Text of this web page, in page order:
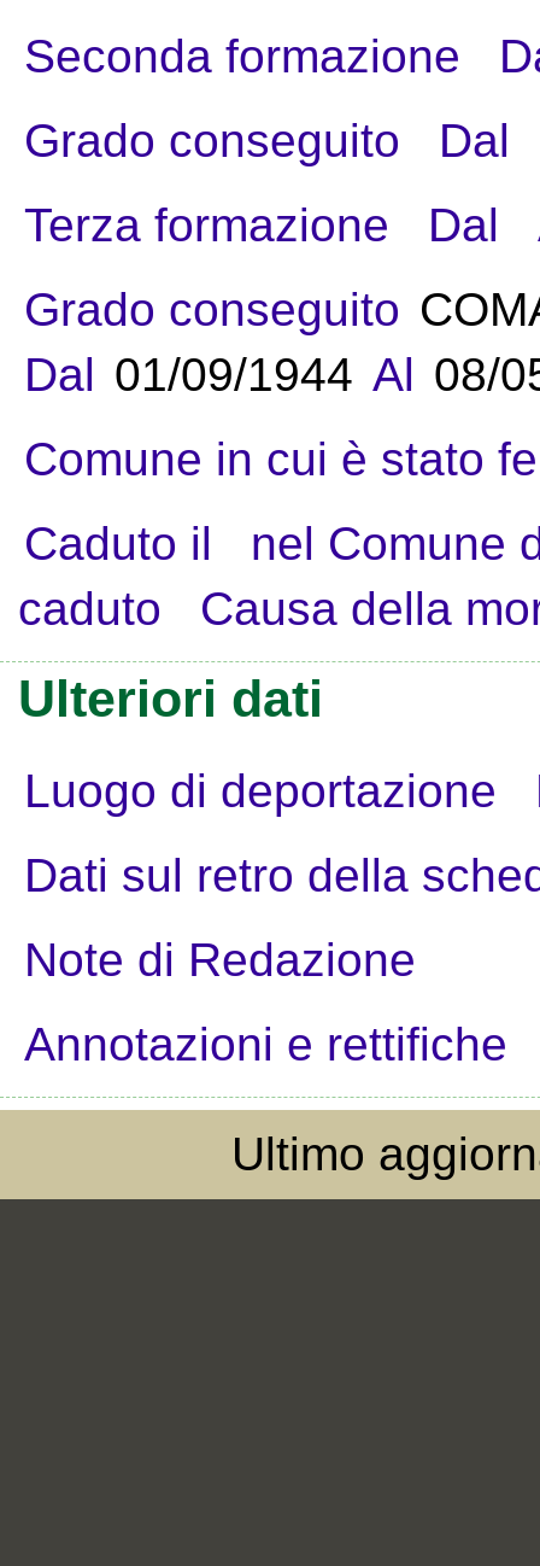
Seconda formazione
Grado conseguito
Dal
Terza formazione
Dal
Grado conseguito
Dal 01/09/1944 Al 08/
Comune in cui è stato
Caduto il
nel Comune
caduto
Causa della
Ulteriori dati
Luogo di deportazione
Dati sul retro della
Note di Redazione
Annotazioni e rettifiche
Ultimo